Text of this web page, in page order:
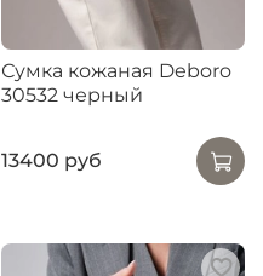
Сумка кожаная Deboro
30532 черный
13400 руб